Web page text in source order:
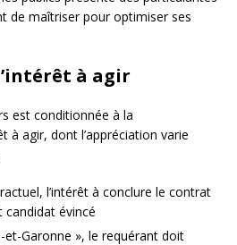
de maîtriser pour optimiser ses
à agir
est conditionnée à la
à agir, dont l’appréciation varie
l’intérêt à conclure le contrat
évincé
et-Garonne », le requérant doit